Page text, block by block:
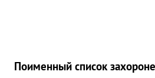
Поименный список